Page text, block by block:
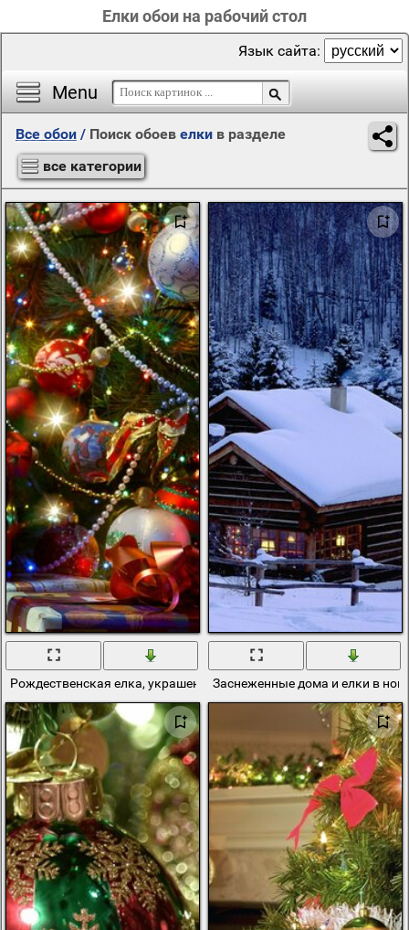
Елки обои на рабочий стол
Menu
Язык сайта:
Все обои / Поиск обоев елки в разделе
все категории
Рождественская елка, украшения, подаркиЗаснеженные дома и елки в